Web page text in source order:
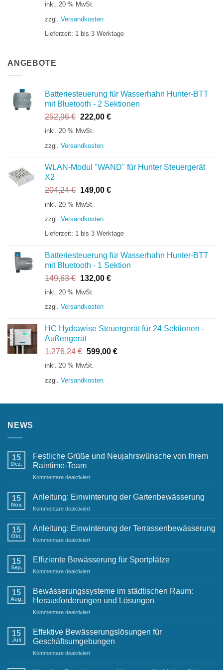
inkl. 20 % MwSt.
zzgl. Versandkosten
Lieferzeit: 1 bis 3 Werktage
ANGEBOTE
Batteriesteuerung für Wasserhahn Hunter-BTT
mit Bluetooth - 2 Sektionen
252,96€ Ursprünglicher
Preis
252,96 €
222,00 €Aktueller
inkl. 20 % MwSt.
zzgl. Versandkosten
WLAN-Modul "WAND" für Hunter Steuergerät
X2
204,24€ Ursprünglicher
Preis
204,24 €
149,00 €Aktueller
inkl. 20 % MwSt.
zzgl. Versandkosten
Lieferzeit: 1 bis 3 Werktage
Batteriesteuerung für Wasserhahn Hunter-BTT
mit Bluetooth - 1 Sektion
149,63€ Ursprünglicher
Preis
149,63 €
132,00 €Aktueller
inkl. 20 % MwSt.
zzgl. Versandkosten
HC Hydrawise Steuergerät für 24 Sektionen -
Außengerät
1.276,24€ Ursprünglicher
Preis
1.276,24 €
599,00 €Aktueller
inkl. 20 % MwSt.
zzgl. Versandkosten
NEWS
15
Dez.
Festliche Grüße und Neujahrswünsche von Ihrem
Raintime-Team
Kommentare deaktiviertfür
Grüße
Neujahrswünsche
Ihrem
15
Nov.
Anleitung: Einwinterung der Gartenbewässerung
Kommentare deaktiviertfür
Einwinterung
Gartenbewässerung
15
Okt.
Anleitung: Einwinterung der Terrassenbewässerung
Kommentare deaktiviertfür
Einwinterung
Terrassenbewässerung
15
Sep.
Effiziente Bewässerung für Sportplätze
Kommentare deaktiviertfür
Bewässerung
für
Sportplätze
15
Aug.
Bewässerungssysteme im städtischen Raum:
Herausforderungen und Lösungen
Kommentare deaktiviertfür
städtischen
Raum:
Herausforderungen
15
Juli
Effektive Bewässerungslösungen für
Geschäftsumgebungen
Kommentare deaktiviertfür